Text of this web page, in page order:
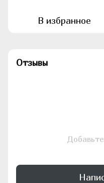
В избранное
Отзывы